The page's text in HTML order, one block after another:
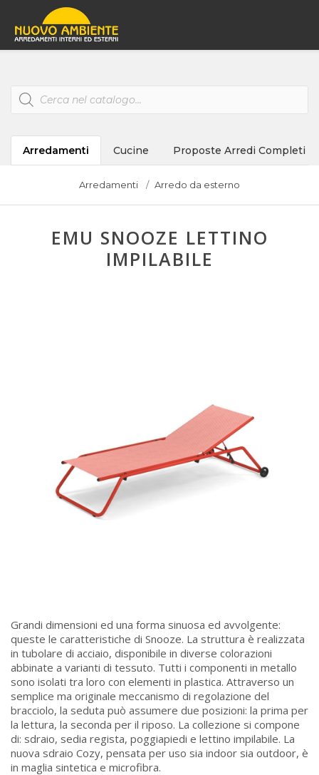
Products
search
Arredamenti Cucine Proposte Arredi Completi
Arredamenti Arredo da esterno
EMU SNOOZE LETTINO
IMPILABILE
Grandi dimensioni ed una forma sinuosa ed avvolgente:
queste le caratteristiche di Snooze. La struttura è realizzata
in tubolare di acciaio, disponibile in diverse colorazioni
abbinate a varianti di tessuto. Tutti i componenti in metallo
sono isolati tra loro con elementi in plastica. Attraverso un
semplice ma originale meccanismo di regolazione del
bracciolo, la seduta può assumere due posizioni: la prima per
la lettura, la seconda per il riposo. La collezione si compone
di: sdraio, sedia regista, poggiapiedi e lettino impilabile. La
nuova sdraio Cozy, pensata per uso sia indoor sia outdoor, è
in maglia sintetica e microfibra.